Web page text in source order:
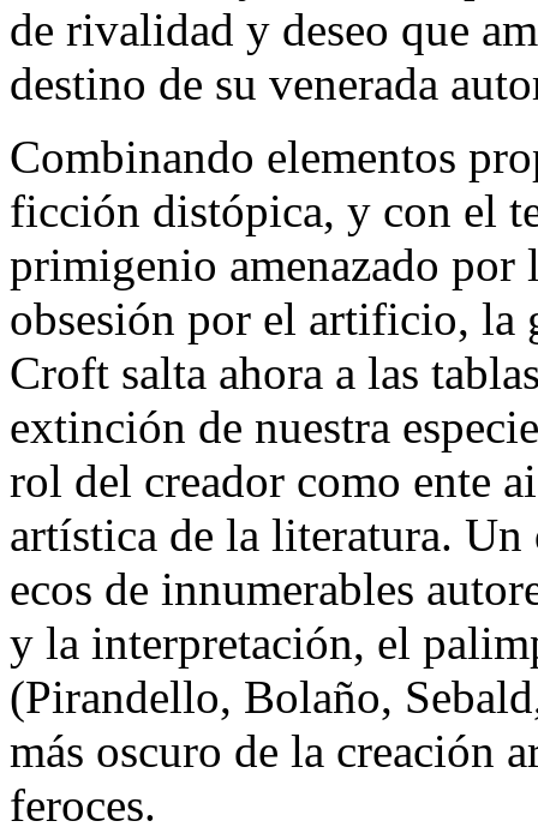
de rivalidad y deseo que
destino de su venerada
Combinando elementos
ficción distópica, y con el
primigenio amenazado por
obsesión por el artificio, la
Croft salta ahora a las
extinción de nuestra
rol del creador como ente
artística de la literatura.
ecos de innumerables
y la interpretación, el
(Pirandello, Bolaño,
más oscuro de la creación
feroces.